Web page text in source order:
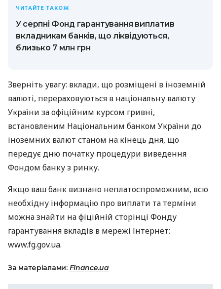
ЧИТАЙТЕ ТАКОЖ
У серпні Фонд гарантування виплатив
вкладникам банків, що ліквідуються,
близько 7 млн грн
Зверніть увагу: вклади, що розміщені в іноземній
валюті, перераховуються в національну валюту
України за офіційним курсом гривні,
встановленим Національним банком України до
іноземних валют станом на кінець дня, що
передує дню початку процедури виведення
Фондом банку з ринку.
Якщо ваш банк визнано неплатоспроможним, всю
необхідну інформацію про виплати та терміни
можна знайти на фіційній сторінці Фонду
гарантування вкладів в мережі Інтернет:
www.fg.gov.ua.
За матеріалами: Finance.ua